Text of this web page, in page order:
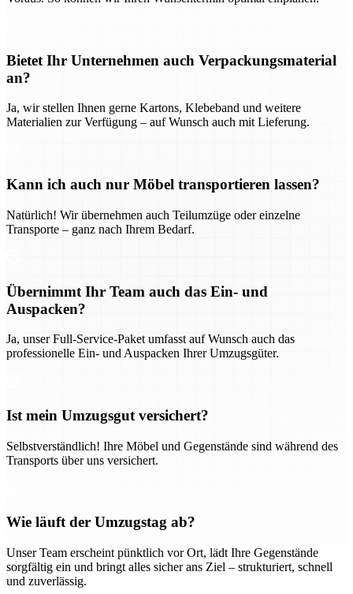
Bietet Ihr Unternehmen auch Verpackungsmaterial
an?
Ja, wir stellen Ihnen gerne Kartons, Klebeband und weitere
Materialien zur Verfügung – auf Wunsch auch mit Lieferung.
Kann ich auch nur Möbel transportieren lassen?
Natürlich! Wir übernehmen auch Teilumzüge oder einzelne
Transporte – ganz nach Ihrem Bedarf.
Übernimmt Ihr Team auch das Ein- und
Auspacken?
Ja, unser Full-Service-Paket umfasst auf Wunsch auch das
professionelle Ein- und Auspacken Ihrer Umzugsgüter.
Ist mein Umzugsgut versichert?
Selbstverständlich! Ihre Möbel und Gegenstände sind während des
Transports über uns versichert.
Wie läuft der Umzugstag ab?
Unser Team erscheint pünktlich vor Ort, lädt Ihre Gegenstände
sorgfältig ein und bringt alles sicher ans Ziel – strukturiert, schnell
und zuverlässig.